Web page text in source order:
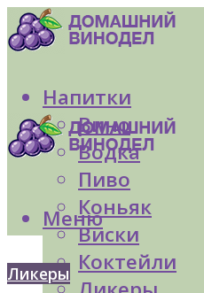
Напитки
Вино
Водка
Пиво
Коньяк
Виски
Коктейли
Меню
Ликеры